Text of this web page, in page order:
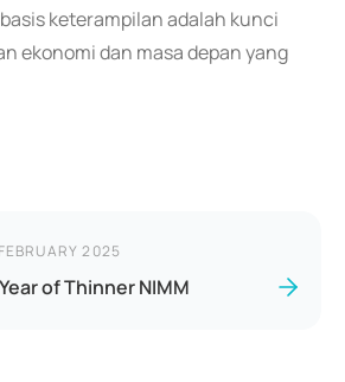
keterampilan adalah kunci
ekonomi dan masa depan yang
2025
of Thinner NIMM